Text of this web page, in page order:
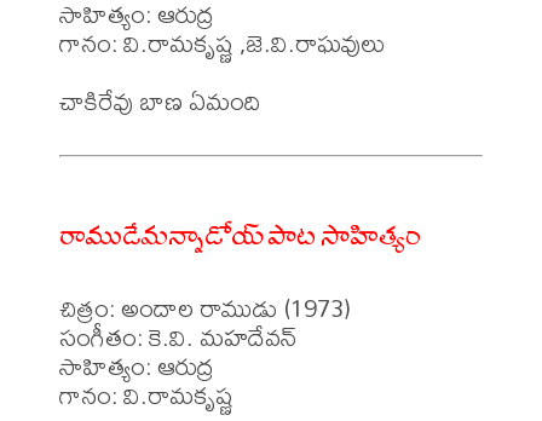
సాహిత్యం: ఆరుద్ర
గానం: వి.రామకృష్ణ ,జె.వి.రాఘవులు
రాముడేమన్నాడోయ్ పాట సాహిత్యం
చిత్రం: అందాల రాముడు (1973)
సంగీతం: కె.వి. మహదేవన్
సాహిత్యం: ఆరుద్ర
గానం: వి.రామకృష్ణ